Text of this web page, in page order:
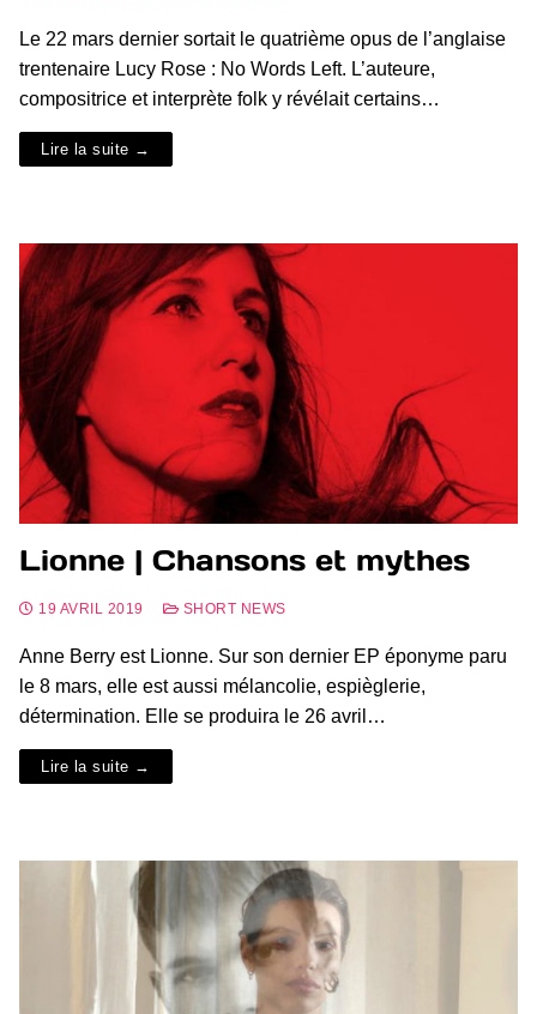
Le 22 mars dernier sortait le quatrième opus de l’anglaise
trentenaire Lucy Rose : No Words Left. L’auteure,
compositrice et interprète folk y révélait certains…
Lire la suite →
Lionne | Chansons et mythes
19 AVRIL 2019 SHORT NEWS
Anne Berry est Lionne. Sur son dernier EP éponyme paru
le 8 mars, elle est aussi mélancolie, espièglerie,
détermination. Elle se produira le 26 avril…
Lire la suite →